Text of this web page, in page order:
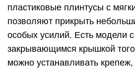
пластиковые плинтусы с
позволяют прикрыть
особых усилий. Есть модели
закрывающимся крышкой
можно устанавливать